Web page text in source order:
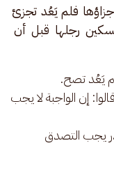
فلم يَعُد تجزئ
رجلها قبل أن
يَعُد تصح.
إن الواجبة لا يجب
يجب التصدق